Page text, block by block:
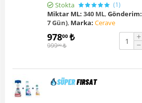
Stokta (1)
Miktar ML: 340 ML,Gönderim:
7 Gün), Marka: Cerave
97800 ₺
99900 ₺
+
−